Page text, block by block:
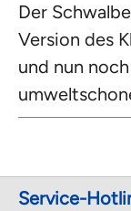
Der
Version des
und nun
Service-